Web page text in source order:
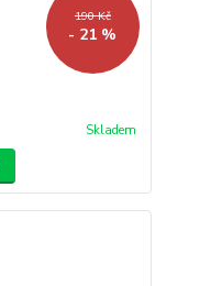
190 Kč
- 21 %
Skladem